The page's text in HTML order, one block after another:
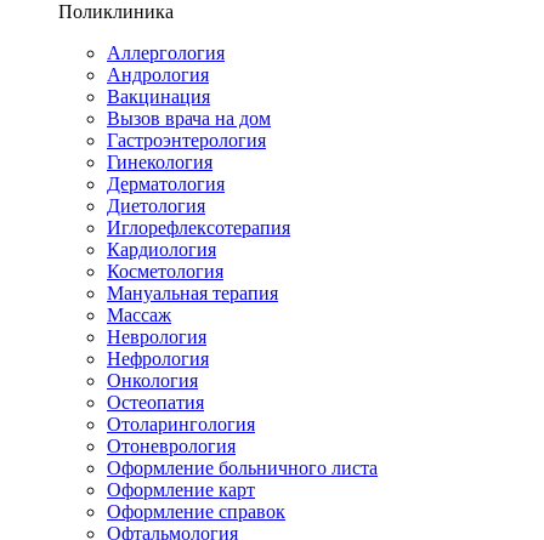
Поликлиника
Аллергология
Андрология
Вакцинация
Вызов врача на дом
Гастроэнтерология
Гинекология
Дерматология
Диетология
Иглорефлексотерапия
Кардиология
Косметология
Мануальная терапия
Массаж
Неврология
Нефрология
Онкология
Остеопатия
Отоларингология
Отоневрология
Оформление больничного листа
Оформление карт
Оформление справок
Офтальмология